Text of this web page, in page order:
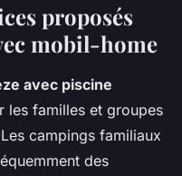
proposés
mobil-home
avec piscine
les familles et groupes
campings familiaux
des